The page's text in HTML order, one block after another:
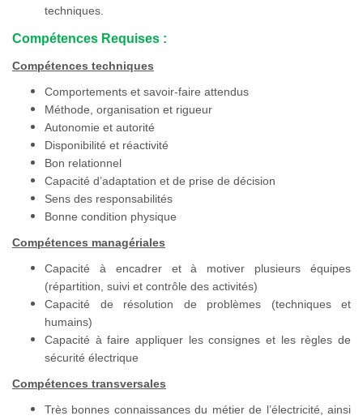
techniques.
Compétences Requises :
Compétences techniques
Comportements et savoir-faire attendus
Méthode, organisation et rigueur
Autonomie et autorité
Disponibilité et réactivité
Bon relationnel
Capacité d’adaptation et de prise de décision
Sens des responsabilités
Bonne condition physique
Compétences managériales
Capacité à encadrer et à motiver plusieurs équipes
(répartition, suivi et contrôle des activités)
Capacité de résolution de problèmes (techniques et
humains)
Capacité à faire appliquer les consignes et les règles de
sécurité électrique
Compétences transversales
Très bonnes connaissances du métier de l’électricité, ainsi